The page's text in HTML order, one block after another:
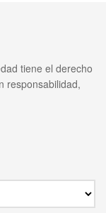
tiene el derecho
responsabilidad,